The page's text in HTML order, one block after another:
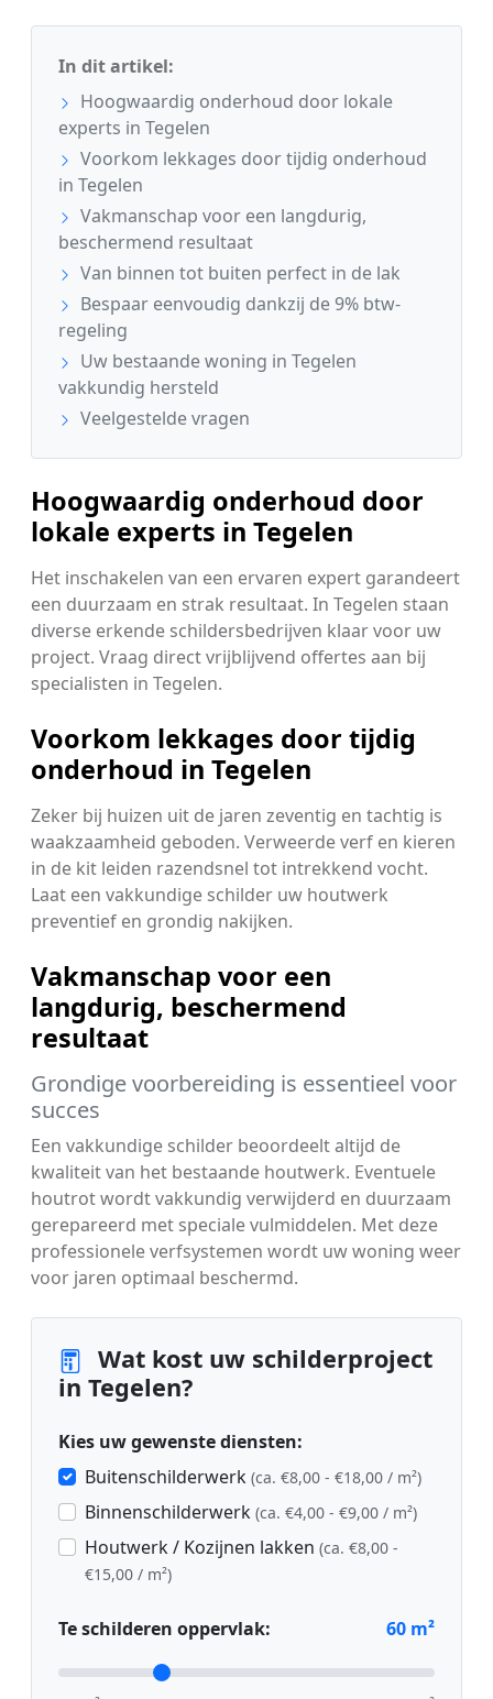
In dit artikel:
Hoogwaardig onderhoud door lokale
experts in Tegelen
Voorkom lekkages door tijdig onderhoud
in Tegelen
Vakmanschap voor een langdurig,
beschermend resultaat
Van binnen tot buiten perfect in de lak
Bespaar eenvoudig dankzij de 9% btw-
regeling
Uw bestaande woning in Tegelen
vakkundig hersteld
Veelgestelde vragen
Hoogwaardig onderhoud door
lokale experts in Tegelen
Het inschakelen van een ervaren expert garandeert
een duurzaam en strak resultaat. In Tegelen staan
diverse erkende schildersbedrijven klaar voor uw
project. Vraag direct vrijblijvend offertes aan bij
specialisten in Tegelen.
Voorkom lekkages door tijdig
onderhoud in Tegelen
Zeker bij huizen uit de jaren zeventig en tachtig is
waakzaamheid geboden. Verweerde verf en kieren
in de kit leiden razendsnel tot intrekkend vocht.
Laat een vakkundige schilder uw houtwerk
preventief en grondig nakijken.
Vakmanschap voor een
langdurig, beschermend
resultaat
Grondige voorbereiding is essentieel voor
succes
Een vakkundige schilder beoordeelt altijd de
kwaliteit van het bestaande houtwerk. Eventuele
houtrot wordt vakkundig verwijderd en duurzaam
gerepareerd met speciale vulmiddelen. Met deze
professionele verfsystemen wordt uw woning weer
voor jaren optimaal beschermd.
Wat kost uw schilderproject
in Tegelen?
Kies uw gewenste diensten:
Buitenschilderwerk (ca. €8,00 - €18,00 / m²)
Binnenschilderwerk (ca. €4,00 - €9,00 / m²)
Houtwerk / Kozijnen lakken (ca. €8,00 -
€15,00 / m²)
Te schilderen oppervlak: 60 m²